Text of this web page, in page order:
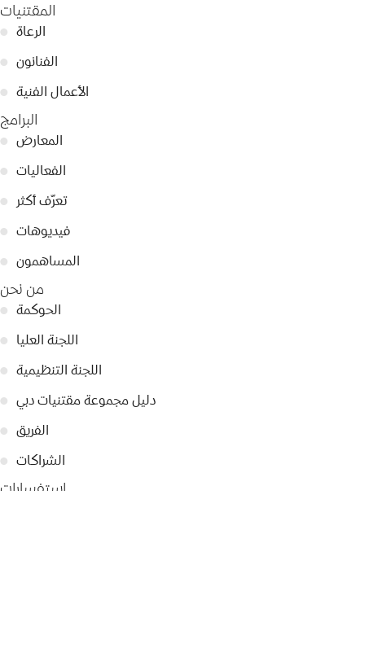
المقتنيات
● الرعاة
● الفنانون
● الأعمال الفنية
البرامج
● المعارض
● الفعاليات
●
تعرّف أكثر
● فيديوهات
● المساهمون
من نحن
● الحوكمة
● اللجنة العليا
● اللجنة التنظيمية
● دليل مجموعة مقتنيات دبي
● الفريق
● الشراكات
استفسارات